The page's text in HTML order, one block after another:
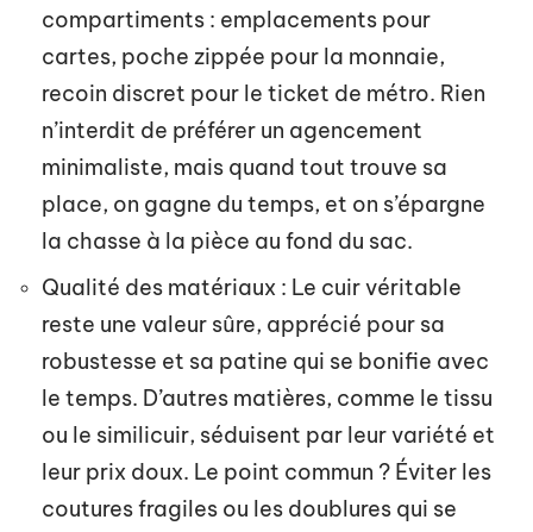
compartiments : emplacements pour
cartes, poche zippée pour la monnaie,
recoin discret pour le ticket de métro. Rien
n’interdit de préférer un agencement
minimaliste, mais quand tout trouve sa
place, on gagne du temps, et on s’épargne
la chasse à la pièce au fond du sac.
Qualité des matériaux : Le cuir véritable
reste une valeur sûre, apprécié pour sa
robustesse et sa patine qui se bonifie avec
le temps. D’autres matières, comme le tissu
ou le similicuir, séduisent par leur variété et
leur prix doux. Le point commun ? Éviter les
coutures fragiles ou les doublures qui se